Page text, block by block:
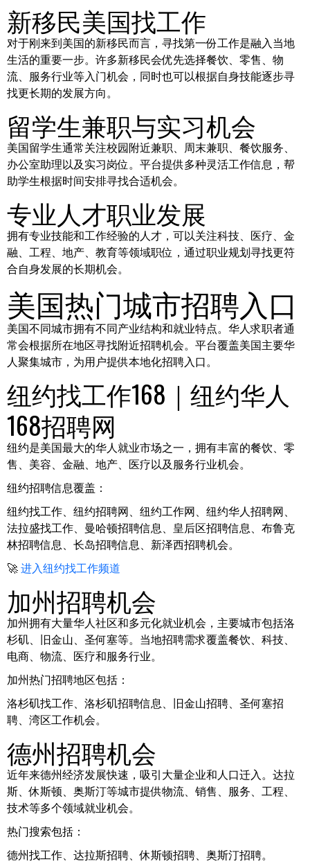
新移民美国找工作
对于刚来到美国的新移民而言，寻找第一份工作是融入当地
生活的重要一步。许多新移民会优先选择餐饮、零售、物
流、服务行业等入门机会，同时也可以根据自身技能逐步寻
找更长期的发展方向。
留学生兼职与实习机会
美国留学生通常关注校园附近兼职、周末兼职、餐饮服务、
办公室助理以及实习岗位。平台提供多种灵活工作信息，帮
助学生根据时间安排寻找合适机会。
专业人才职业发展
拥有专业技能和工作经验的人才，可以关注科技、医疗、金
融、工程、地产、教育等领域职位，通过职业规划寻找更符
合自身发展的长期机会。
美国热门城市招聘入口
美国不同城市拥有不同产业结构和就业特点。华人求职者通
常会根据所在地区寻找附近招聘机会。平台覆盖美国主要华
人聚集城市，为用户提供本地化招聘入口。
纽约找工作168｜纽约华人
168招聘网
纽约是美国最大的华人就业市场之一，拥有丰富的餐饮、零
售、美容、金融、地产、医疗以及服务行业机会。
纽约招聘信息覆盖：
纽约找工作、纽约招聘网、纽约工作网、纽约华人招聘网、
法拉盛找工作、曼哈顿招聘信息、皇后区招聘信息、布鲁克
林招聘信息、长岛招聘信息、新泽西招聘机会。
🚀 进入纽约找工作频道
加州招聘机会
加州拥有大量华人社区和多元化就业机会，主要城市包括洛
杉矶、旧金山、圣何塞等。当地招聘需求覆盖餐饮、科技、
电商、物流、医疗和服务行业。
加州热门招聘地区包括：
洛杉矶找工作、洛杉矶招聘信息、旧金山招聘、圣何塞招
聘、湾区工作机会。
德州招聘机会
近年来德州经济发展快速，吸引大量企业和人口迁入。达拉
斯、休斯顿、奥斯汀等城市提供物流、销售、服务、工程、
技术等多个领域就业机会。
热门搜索包括：
德州找工作、达拉斯招聘、休斯顿招聘、奥斯汀招聘。